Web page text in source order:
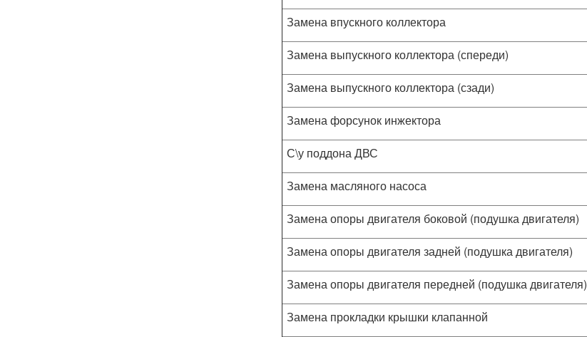
Замена впускного коллектора
Замена выпускного коллектора (спереди)
Замена выпускного коллектора (сзади)
Замена форсунок инжектора
С\у поддона ДВС
Замена масляного насоса
Замена опоры двигателя боковой (подушка двигателя)
Замена опоры двигателя задней (подушка двигателя)
Замена опоры двигателя передней (подушка двигателя)
Замена прокладки крышки клапанной